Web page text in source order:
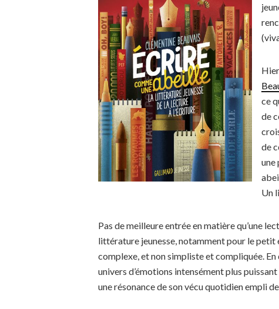
ce
de
de
une
Un
Pas de meilleure entrée en matière qu’une
littérature jeunesse, notamment pour le petit
complexe, et non simpliste et compliquée.
univers d’émotions intensément plus
une résonance de son vécu quotidien empli